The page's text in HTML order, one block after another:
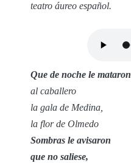
teatro áureo español.
Que de noche le mataron
al caballero
la gala de Medina,
la flor de Olmedo
Sombras le avisaron
que no saliese,